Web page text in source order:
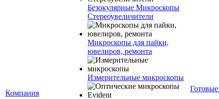
Компания
Безокулярные Микроскопы
Стереоувеличители
Микроскопы для пайки,
ювелиров, ремонта
Измерительные микроскопы